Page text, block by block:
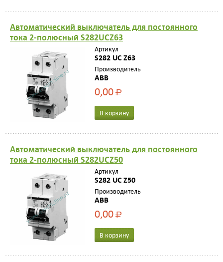
Автоматический выключатель для постоянного
тока 2-полюсный S282UCZ63
Артикул
S282 UC Z63
Производитель
ABB
0,00Р
В корзину
Автоматический выключатель для постоянного
тока 2-полюсный S282UCZ50
Артикул
S282 UC Z50
Производитель
ABB
0,00Р
В корзину